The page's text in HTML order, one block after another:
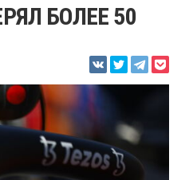
БОЛЕЕ 50